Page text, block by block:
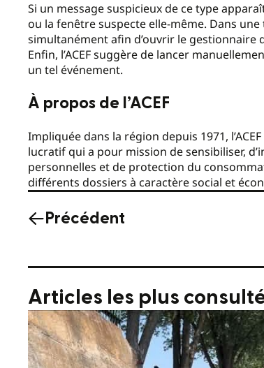
Si un message suspicieux de ce type
ou la fenêtre suspecte elle-même. Dans
simultanément afin d’ouvrir le gestionnaire
Enfin, l’ACEF suggère de lancer
un tel événement.
À propos de l’ACEF
Impliquée dans la région depuis 1971,
lucratif qui a pour mission de sensibiliser,
personnelles et de protection du
différents dossiers à caractère social et
Précédent
Articles les plus